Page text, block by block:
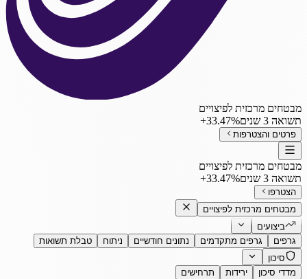
מבטחים מרכזית לפיצויים
תשואה 3 שנים
‎+33.47%
פרטים והצטרפות
מבטחים מרכזית לפיצויים
תשואה 3 שנים
‎+33.47%
הצטרפו
מבטחים מרכזית לפיצויים
ביצועים
גרפים
גרפים מתקדמים נתונים חודשיים ניתוח
טבלת תשואות
סיכון
מדדי סיכון
ירידות
תרחישים